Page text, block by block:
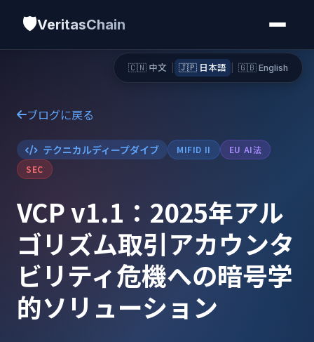
🛡️VeritasChain
🇨🇳 中文 🇯🇵 日本語 🇬🇧 English
ブログに戻る
テクニカルディープダイブ MIFID II
EU AI法
SEC
VCP v1.1：2025年アル
ゴリズム取引アカウンタ
ビリティ危機への暗号学
的ソリューション